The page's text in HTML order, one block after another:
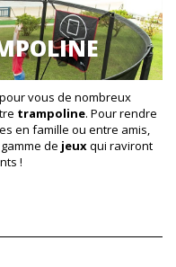
vous de nombreux
trampoline. Pour rendre
en famille ou entre amis,
de jeuxqui raviront
!